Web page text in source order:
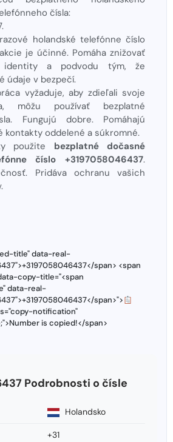
čísla:
holandské telefónne číslo
je účinné. Pomáha znižovať
identity a podvodu tým, že
údaje v bezpečí.
vyžaduje, aby zdieľali svoje
môžu používať bezplatné
Fungujú dobre. Pomáhajú
kontakty oddelené a súkromné.
použite bezplatné dočasné
číslo +3197058046437.
Pridáva ochranu vašich
title" data-real-
span> <span
copy-title="<span
data-real-
span>">
notification"
is copied!</span>
Podrobnosti o čísle
Holandsko
+31